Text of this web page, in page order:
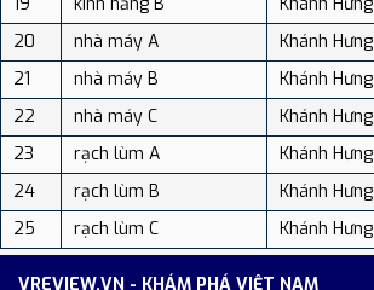
20
nhà máy A Khánh Hưng
21
nhà máy B Khánh Hưng
22
nhà máy C Khánh Hưng
23
rạch lùm A Khánh Hưng
24
rạch lùm B Khánh Hưng
25
rạch lùm C Khánh Hưng
VREVIEW.VN - KHÁM PHÁ VIỆT NAM